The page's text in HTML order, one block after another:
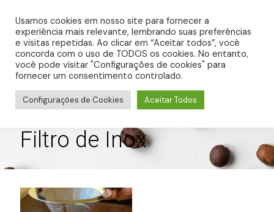
R$ 0,00
Filtro de Inox
Usamos cookies em nosso site para fornecer a
experiência mais relevante, lembrando suas preferências
e visitas repetidas. Ao clicar em “Aceitar todos”, você
concorda com o uso de TODOS os cookies. No entanto,
você pode visitar "Configurações de cookies" para
fornecer um consentimento controlado.
Configurações de Cookies Aceitar Todos